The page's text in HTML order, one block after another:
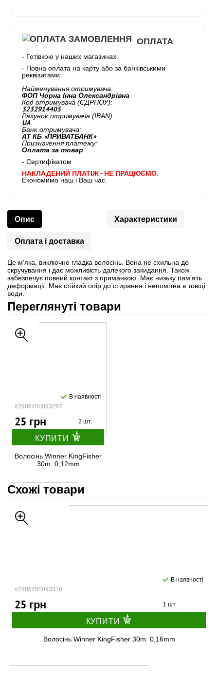
ОПЛАТА
- Готівкою у наших магазинах
- Повна оплата на карту або за банківськими
реквізитами:
Найменування отримувача:
ФОП Чорна Інна Олександрівна
Код отримувача (ЄДРПОУ):
3232914405
Рахунок отримувача (IBAN):
UA
Банк отримувача:
АТ КБ «ПРИВАТБАНК»
Призначення платежу:
Оплата за товар
- Сертифікатом
НАКЛАДЕНИЙ ПЛАТІЖ - НЕ ПРАЦЮЄМО.
Економимо наш і Ваш час.
Опис Характеристики
Оплата і доставка
Це м'яка, виключно гладка волосінь. Вона не схильна до
скручування і дає можливість далекого закидання. Також
забезпечує повний контакт з приманкою. Має низьку пам'ять
деформації. Має стійкий опір до стирання і непомітна в товщі
води.
Переглянуті товари
#2906450093297
В наявності
25 грн 2 шт.
КУПИТИ
Волосінь Winner KingFisher
30m. 0,12mm
Схожі товари
#2906450093310
В наявності
25 грн 1 шт.
КУПИТИ
Волосінь Winner KingFisher 30m. 0,16mm